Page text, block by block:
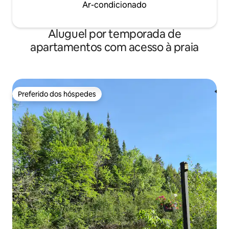
Ar-condicionado
Aluguel por temporada de
apartamentos com acesso à praia
Preferido dos hóspedes
Preferido dos hóspedes